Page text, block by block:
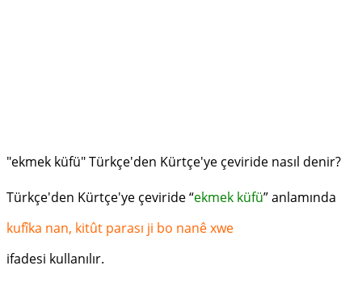
"ekmek küfü" Türkçe'den Kürtçe'ye çeviride nasıl denir?
Türkçe'den Kürtçe'ye çeviride “ekmek küfü” anlamında
kufîka nan, kitût parası ji bo nanê xwe
ifadesi kullanılır.